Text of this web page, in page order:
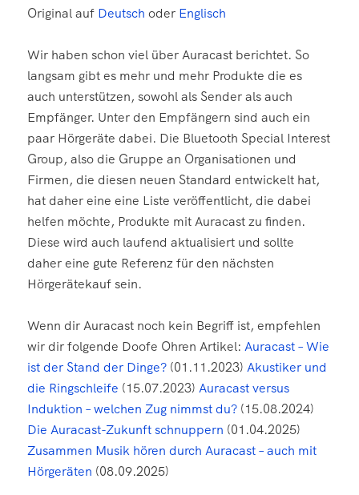
Original auf Deutsch oder Englisch
Wir haben schon viel über Auracast berichtet. So
langsam gibt es mehr und mehr Produkte die es
auch unterstützen, sowohl als Sender als auch
Empfänger. Unter den Empfängern sind auch ein
paar Hörgeräte dabei. Die Bluetooth Special Interest
Group, also die Gruppe an Organisationen und
Firmen, die diesen neuen Standard entwickelt hat,
hat daher eine eine Liste veröffentlicht, die dabei
helfen möchte, Produkte mit Auracast zu finden.
Diese wird auch laufend aktualisiert und sollte
daher eine gute Referenz für den nächsten
Hörgerätekauf sein.
Wenn dir Auracast noch kein Begriff ist, empfehlen
wir dir folgende Doofe Ohren Artikel:Auracast – Wie
ist der Stand der Dinge? (01.11.2023)Akustiker und
die Ringschleife (15.07.2023)Auracast versus
Induktion – welchen Zug nimmst du? (15.08.2024)
Die Auracast-Zukunft schnuppern (01.04.2025)
Zusammen Musik hören durch Auracast – auch mit
Hörgeräten (08.09.2025)